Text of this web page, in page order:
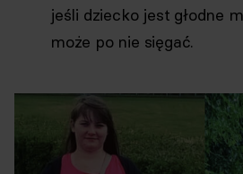
jeśli dziecko jest głodne
może po nie sięgać.